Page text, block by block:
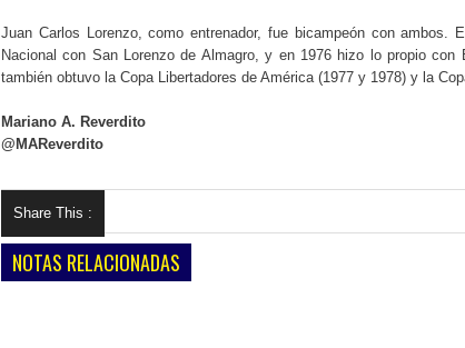
Juan Carlos Lorenzo, como entrenador, fue bicampeón con ambos.
Nacional con San Lorenzo de Almagro, y en 1976 hizo lo propio
también obtuvo la Copa Libertadores de América (1977 y 1978) y la
Mariano A. Reverdito
@MAReverdito
Share This :
NOTAS RELACIONADAS